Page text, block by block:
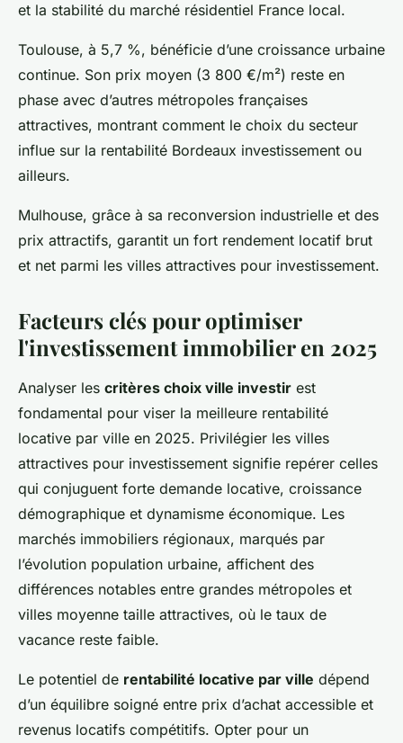
et la stabilité du marché résidentiel France local.
Toulouse, à 5,7 %, bénéficie d’une croissance urbaine
continue. Son prix moyen (3 800 €/m²) reste en
phase avec d’autres métropoles françaises
attractives, montrant comment le choix du secteur
influe sur la rentabilité Bordeaux investissement ou
ailleurs.
Mulhouse, grâce à sa reconversion industrielle et des
prix attractifs, garantit un fort rendement locatif brut
et net parmi les villes attractives pour investissement.
Facteurs clés pour optimiser
l'investissement immobilier en 2025
Analyser les critères choix ville investir est
fondamental pour viser la meilleure rentabilité
locative par ville en 2025. Privilégier les villes
attractives pour investissement signifie repérer celles
qui conjuguent forte demande locative, croissance
démographique et dynamisme économique. Les
marchés immobiliers régionaux, marqués par
l’évolution population urbaine, affichent des
différences notables entre grandes métropoles et
villes moyenne taille attractives, où le taux de
vacance reste faible.
Le potentiel de rentabilité locative par ville dépend
d’un équilibre soigné entre prix d’achat accessible et
revenus locatifs compétitifs. Opter pour un